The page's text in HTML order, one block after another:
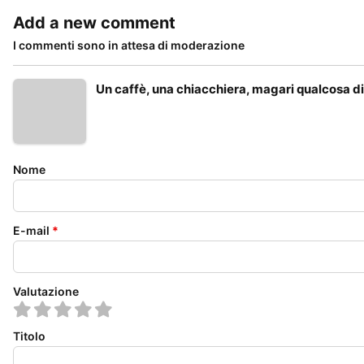
Add a new comment
I commenti sono in attesa di moderazione
Un caffè, una chiacchiera, magari qualcosa
Nome
E-mail *
Valutazione
Titolo